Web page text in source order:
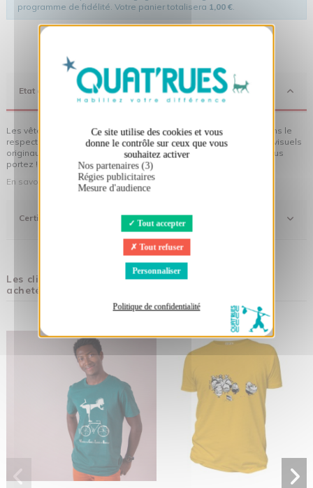
Ce site utilise des cookies et vous
donne le contrôle sur ceux que vous
souhaitez activer
Nos partenaires (3)
Régies publicitaires
Mesure d'audience
Tout accepter
Tout refuser
Personnaliser
Politique de confidentialité
programme de fidélité. Votre panier totalisera 1,00 €
Etat d'Esprit
Les vêtements Quat'rues sont en coton biologique, fabriqués dans le
respect de l'homme et de son environnement... sans oublier des visuels
originaux qui donnent encore plus de sens aux vêtements que vous
portez !
En savoir plus sur notre démarche
Certifications
Les clients qui ont acheté ce produit ont également
acheté :